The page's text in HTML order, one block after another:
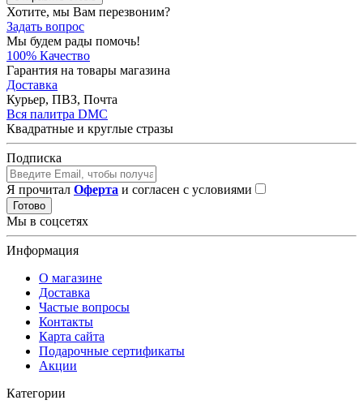
Хотите, мы Вам перезвоним?
Задать вопрос
Мы будем рады помочь!
100% Качество
Гарантия на товары магазина
Доставка
Курьер, ПВЗ, Почта
Вся палитра DMC
Квадратные и круглые стразы
Подписка
Я прочитал Оферта и согласен с условиями
Готово
Мы в соцсетях
Информация
О магазине
Доставка
Частые вопросы
Контакты
Карта сайта
Подарочные сертификаты
Акции
Категории